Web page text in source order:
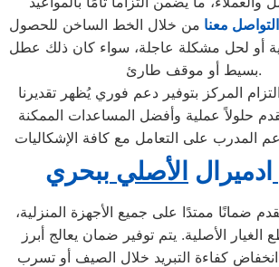
التواصل معنا من خلال الخط الساخن للحصول
أو لحل مشكلة عاجلة، سواء كان ذلك عطل
بسيط أو موقف طارئ.
المركز بتوفير دعم فوري يُظهر تقديرنا
حلولاً عملية وأفضل المساعدات الممكنة
ادميرال الأصلي ببحري
ضمانًا ممتدًا على جميع الأجهزة المنزلية،
الأصلية. يتم توفير ضمان يعالج أبرز
كفاءة التبريد خلال الصيف أو تسرب